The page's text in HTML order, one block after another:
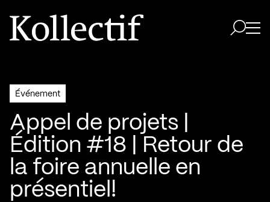
Aller à la page d'accueil
Logo Kollectif
Événement
Appel de projets |
Édition #18 | Retour de
la foire annuelle en
présentiel!